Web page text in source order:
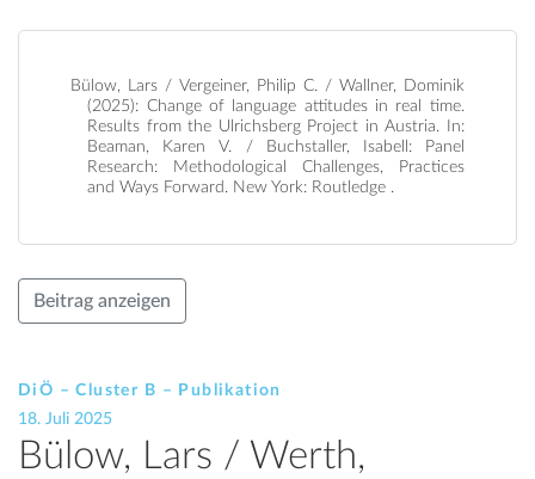
Bülow, Lars / Vergeiner, Philip C. / Wallner, Dominik
(2025): Change of language attitudes in real time.
Results from the Ulrichsberg Project in Austria. In:
Beaman, Karen V. / Buchstaller, Isabell: Panel
Research: Methodological Challenges, Practices
and Ways Forward. New York: Routledge .
Beitrag anzeigen
DiÖ – Cluster B – Publikation
18. Juli 2025
Bülow, Lars / Werth,